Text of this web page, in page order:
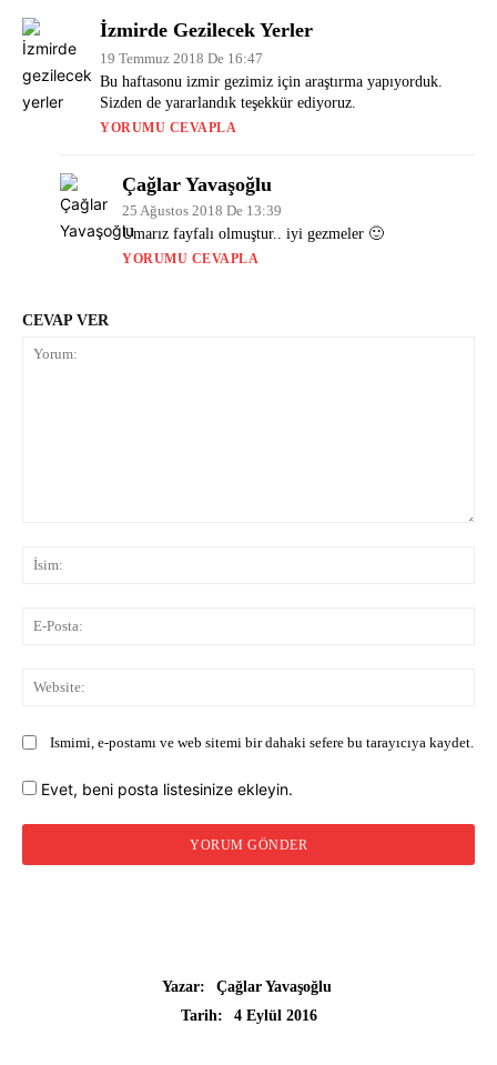
İzmirde Gezilecek Yerler
19 Temmuz 2018 De 16:47
Bu haftasonu izmir gezimiz için araştırma yapıyorduk.
Sizden de yararlandık teşekkür ediyoruz.
YORUMU CEVAPLA
Çağlar Yavaşoğlu
25 Ağustos 2018 De 13:39
Umarız fayfalı olmuştur.. iyi gezmeler 🙂
YORUMU CEVAPLA
CEVAP VER
Ismimi, e-postamı ve web sitemi bir dahaki sefere bu tarayıcıya kaydet.
Evet, beni posta listesinize ekleyin.
Yazar:
Çağlar Yavaşoğlu
Tarih:
4 Eylül 2016